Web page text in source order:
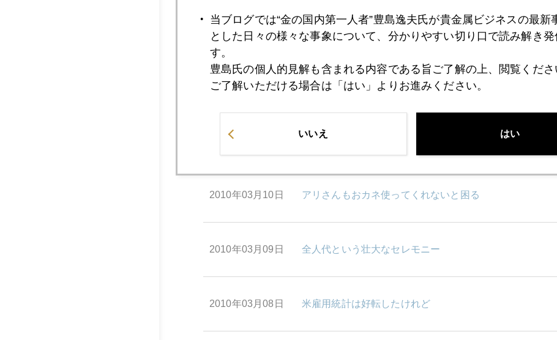
2010年03月16日 ドッド金融規制案の行方
2010年03月15日 ツイッタ―始めました。
2010年03月11日 円キャリー復活なのか？
2010年03月10日 アリさんもおカネ使ってくれないと困る
2010年03月09日 全人代という壮大なセレモニー
2010年03月08日 米雇用統計は好転したけれど
当ブログでは“金の国内第一人者”豊島逸夫氏が貴金属ビジネスの最新
とした日々の様々な事象について、分かりやすい切り口で読み解き発
す。
豊島氏の個人的見解も含まれる内容である旨ご了解の上、閲覧くださ
ご了解いただける場合は「はい」よりお進みください。
いいえ はい